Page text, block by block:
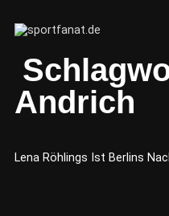
Inhalt
wechseln
Andrich
Lena Röhlings Ist Berlins